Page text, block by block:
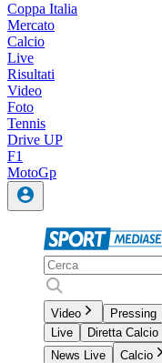
Coppa Italia
Mercato
Calcio
Live
Risultati
Video
Foto
Tennis
Drive UP
F1
MotoGp
Video Pressing
Live
Diretta Calcio
News Live
Calcio